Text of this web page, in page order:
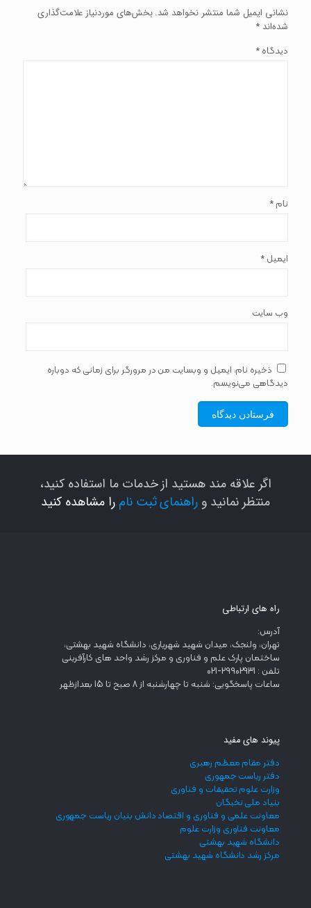
نشانی ایمیل شما منتشر نخواهد شد. بخش‌های موردنیاز علامت‌گذاری
شده‌اند *
دیدگاه *
نام *
ایمیل *
وب‌ سایت
ذخیره نام، ایمیل و وبسایت من در مرورگر برای زمانی که دوباره
دیدگاهی می‌نویسم.
اگر علاقه مند هستید از خدمات ما استفاده کنید،
منتظر نمانید و راهنمای ثبت نام را مشاهده کنید
راه های ارتباطی
آدرس:
تهران، ولنجک، میدان شهید شهریاری، دانشگاه شهید بهشتی،
ساختمان پارک علم و فناوری و مرکز رشد واحد های کارآفرینی
تلفن : 29902931-021
ساعات پاسخگویی: شنبه تا چهارشنبه از 8 صبح تا 15 بعدازظهر
پیوند های مفید
دفتر مقام معظم رهبری
دفتر ریاست جمهوری
وزارت علوم تحقیقات و فناوری
بنیاد ملی نخبگان
معاونت علمی و فناوری و اقتصاد دانش بنیان ریاست جمهوری
معاونت فناوری وزارت علوم
دانشگاه شهید بهشتی
مرکز رشد دانشگاه شهید بهشتی